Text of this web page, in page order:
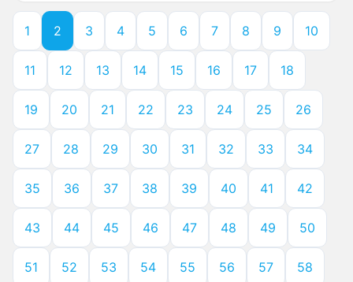
1 2 3 4 5 6 7 8 9 10
11 12 13 14 15 16 17 18
19 20 21 22 23 24 25 26
27 28 29 30 31 32 33 34
35 36 37 38 39 40 41 42
43 44 45 46 47 48 49 50
51 52 53 54 55 56 57 58